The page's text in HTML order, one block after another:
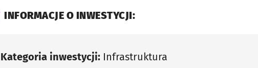
INFORMACJE O INWESTYCJI:
Kategoria inwestycji: Infrastruktura